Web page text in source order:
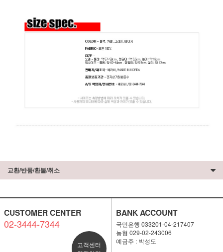
교환/반품/환불/취소
CUSTOMER CENTER
02-3444-7344
고객센터
BANK ACCOUNT
국민은행 033201-04-217407
농협 029-02-243006
예금주 : 박성도